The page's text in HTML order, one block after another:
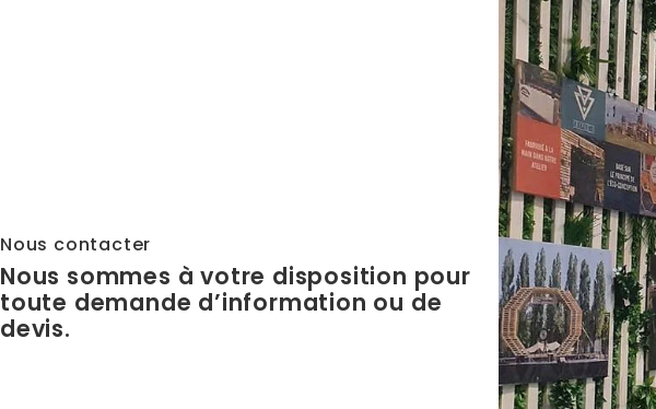
Nous contacter
Nous sommes à votre disposition pour
toute demande d’information ou de
devis.